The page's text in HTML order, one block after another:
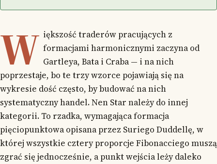
W iększość traderów pracujących z
formacjami harmonicznymi zaczyna od
Gartleya, Bata i Craba — i na nich
poprzestaje, bo te trzy wzorce pojawiają się na
wykresie dość często, by budować na nich
systematyczny handel. Nen Star należy do innej
kategorii. To rzadka, wymagająca formacja
pięciopunktowa opisana przez Suriego Duddellę, w
której wszystkie cztery proporcje Fibonacciego muszą
zgrać się jednocześnie, a punkt wejścia leży daleko